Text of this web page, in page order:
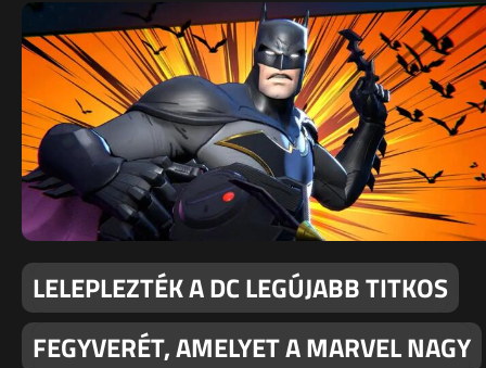
LELEPLEZTÉK A DC LEGÚJABB TITKOS
FEGYVERÉT, AMELYET A MARVEL NAGY